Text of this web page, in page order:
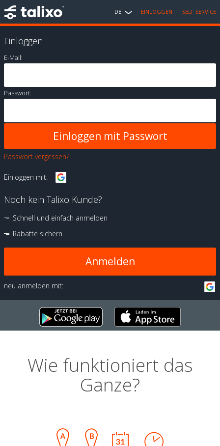
DE EINLOGGEN SELF SERVICE
Einloggen
E-Mail:
Passwort:
Passwort vergessen?
Einloggen mit:
Noch kein Talixo Kunde?
Schnell und einfach anmelden
Rabatte sichern
Anmelden
neu anmelden mit:
Wie funktioniert das
Ganze?